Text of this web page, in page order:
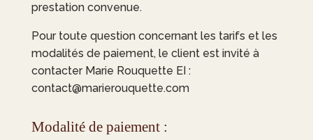
prestation convenue.
Pour toute question concernant les tarifs et les
modalités de paiement, le client est invité à
contacter Marie Rouquette EI :
contact@marierouquette.com
Modalité de paiement :